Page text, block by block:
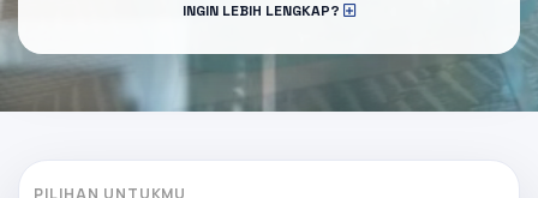
INGIN LEBIH LENGKAP?
PILIHAN UNTUKMU